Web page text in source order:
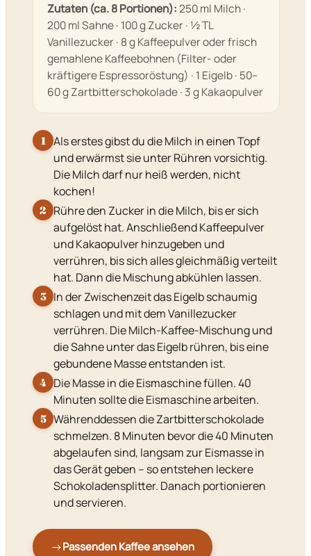
Zutaten (ca. 8 Portionen):250 ml Milch ·
200 ml Sahne · 100 g Zucker · ½ TL
Vanillezucker · 8 g Kaffeepulver oder frisch
gemahlene Kaffeebohnen (Filter- oder
kräftigere Espressoröstung) · 1 Eigelb · 50–
60 g Zartbitterschokolade · 3 g Kakaopulver
1
Als erstes gibst du die Milch in einen Topf
und erwärmst sie unter Rühren vorsichtig.
Die Milch darf nur heiß werden, nicht
kochen!
2 Rühre den Zucker in die Milch, bis er sich
aufgelöst hat. Anschließend Kaffeepulver
und Kakaopulver hinzugeben und
verrühren, bis sich alles gleichmäßig verteilt
hat. Dann die Mischung abkühlen lassen.
3
In der Zwischenzeit das Eigelb schaumig
schlagen und mit dem Vanillezucker
verrühren. Die Milch-Kaffee-Mischung und
die Sahne unter das Eigelb rühren, bis eine
gebundene Masse entstanden ist.
4 Die Masse in die Eismaschine füllen. 40
Minuten sollte die Eismaschine arbeiten.
5 Währenddessen die Zartbitterschokolade
schmelzen. 8 Minuten bevor die 40 Minuten
abgelaufen sind, langsam zur Eismasse in
das Gerät geben – so entstehen leckere
Schokoladensplitter. Danach portionieren
und servieren.
→Passenden Kaffee ansehen